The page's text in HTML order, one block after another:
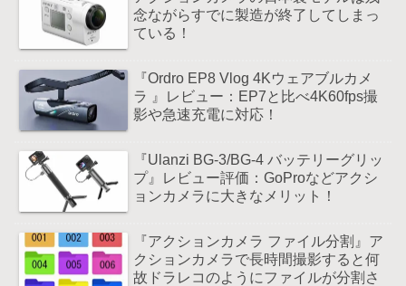
念ながらすでに製造が終了してしまっ
ている！
『Ordro EP8 Vlog 4Kウェアブルカメ
ラ 』レビュー：EP7と比べ4K60fps撮
影や急速充電に対応！
『Ulanzi BG-3/BG-4 バッテリーグリッ
プ』レビュー評価：GoProなどアクシ
ョンカメラに大きなメリット！
『アクションカメラ ファイル分割』ア
クションカメラで長時間撮影すると何
故ドラレコのようにファイルが分割さ